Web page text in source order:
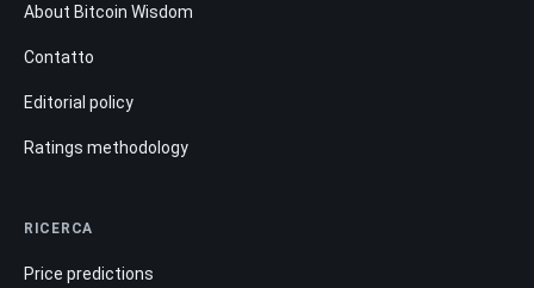
About Bitcoin Wisdom
Contatto
Editorial policy
Ratings methodology
RICERCA
Price predictions